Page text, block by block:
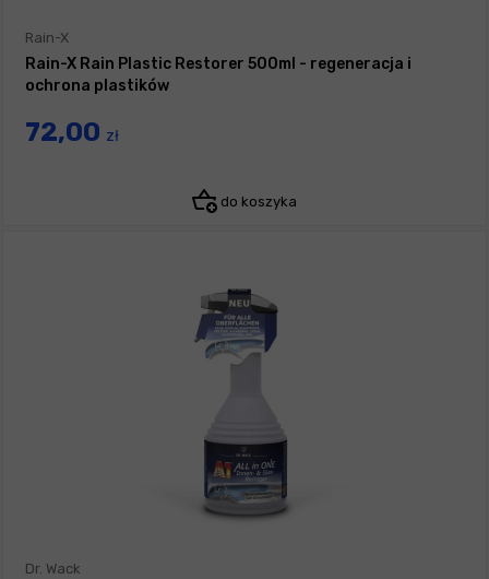
Rain-X
Rain-X Rain Plastic Restorer 500ml - regeneracja i
ochrona plastików
72,00 zł
do koszyka
Dr. Wack